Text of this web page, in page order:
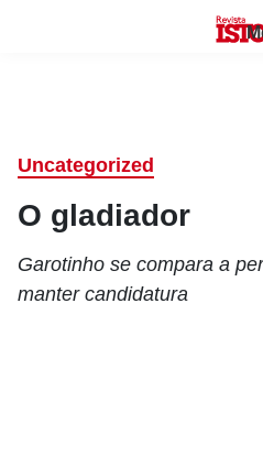
Uncategorized
O gladiador
Garotinho se compara a
manter candidatura